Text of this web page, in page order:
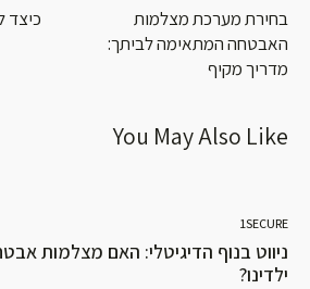
בחירת מערכת מצלמות
האבטחה המתאימה לביתך:
מדריך מקיף
כיצד
You May Also Like
1SECURE
ניווט בנוף הדיגיטלי: האם מצלמות
ילדינו?